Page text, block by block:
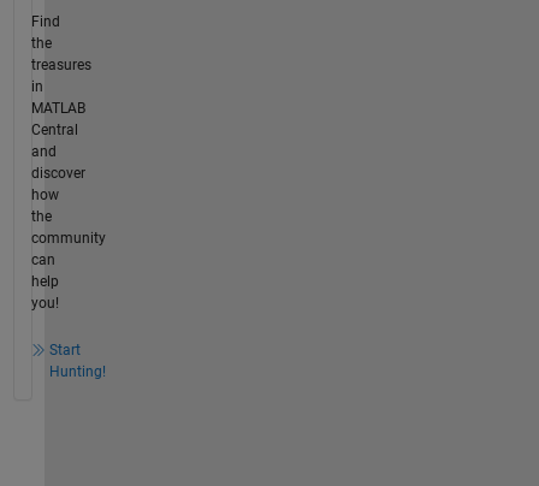
Find
the
treasures
in
MATLAB
Central
and
discover
how
the
community
can
help
you!
Start
Hunting!